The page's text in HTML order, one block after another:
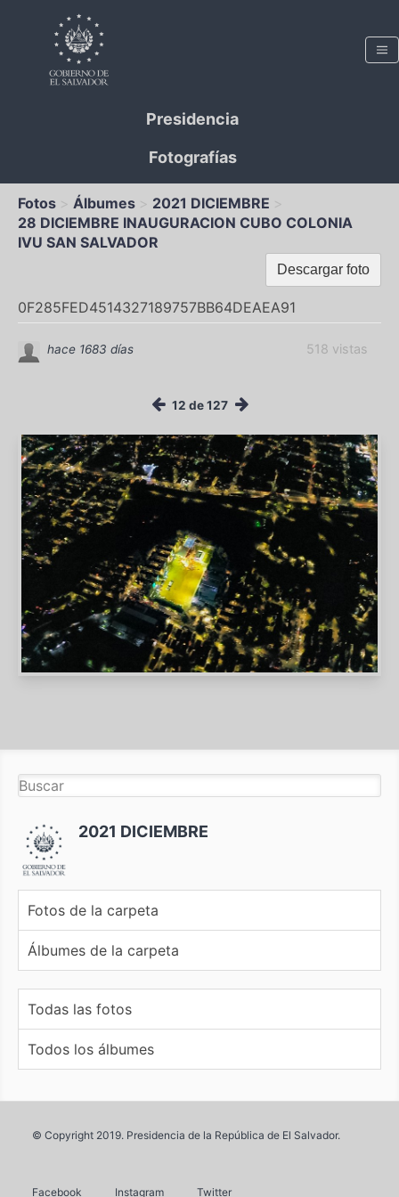
Presidencia
Fotografías
Fotos Álbumes
2021 DICIEMBRE
28 DICIEMBRE INAUGURACION CUBO COLONIA
IVU SAN SALVADOR
Descargar foto
0F285FED4514327189757BB64DEAEA91
518 vistas
hace 1683 días
12 de 127
2021 DICIEMBRE
Fotos de la carpeta
Álbumes de la carpeta
Todas las fotos
Todos los álbumes
© Copyright 2019. Presidencia de la República de El Salvador.
Facebook Instagram Twitter